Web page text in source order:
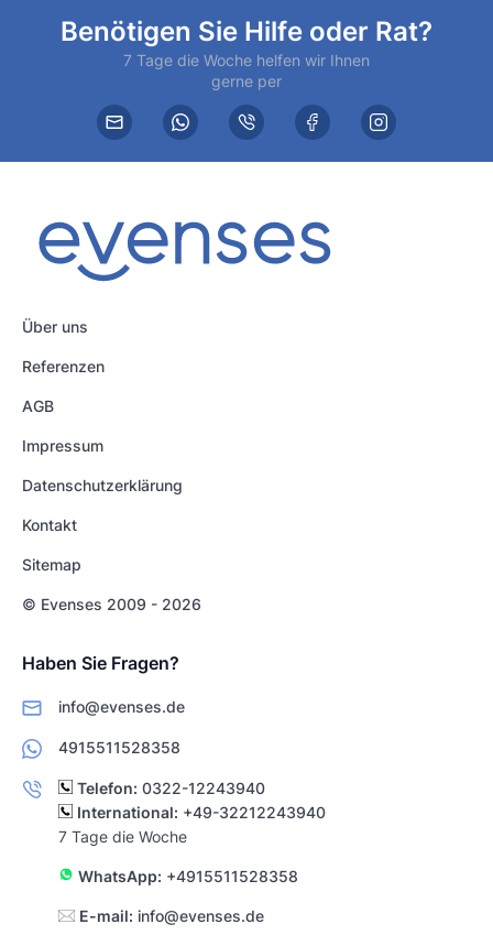
Benötigen Sie Hilfe oder Rat?
7 Tage die Woche helfen wir Ihnen
gerne per
Über uns
Referenzen
AGB
Impressum
Datenschutzerklärung
Kontakt
Sitemap
© Evenses 2009 - 2026
Haben Sie Fragen?
info@evenses.de
4915511528358
Telefon: 0322-12243940
International: +49-32212243940
7 Tage die Woche
WhatsApp: +4915511528358
E-mail: info@evenses.de